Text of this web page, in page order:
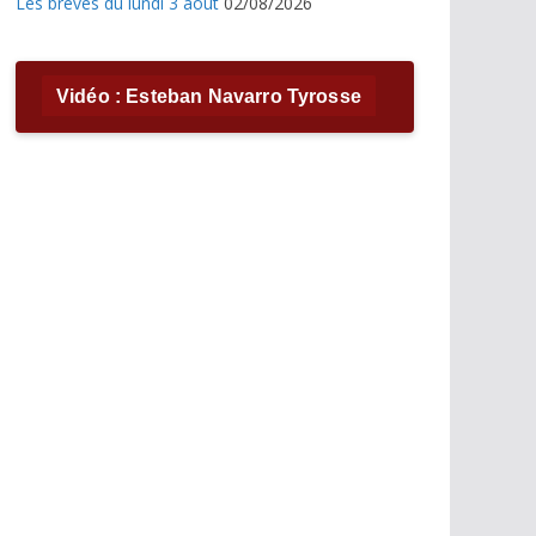
Vidéo : Esteban Navarro Tyrosse